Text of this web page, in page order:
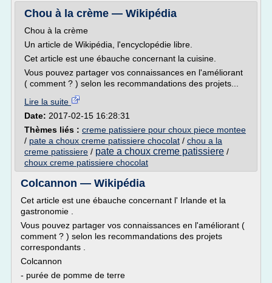
Chou à la crème — Wikipédia
Chou à la crème
Un article de Wikipédia, l'encyclopédie libre.
Cet article est une ébauche concernant la cuisine.
Vous pouvez partager vos connaissances en l'améliorant
( comment ? ) selon les recommandations des projets...
Lire la suite
Date: 2017-02-15 16:28:31
Thèmes liés : creme patissiere pour choux piece montee
/ pate a choux creme patissiere chocolat / chou a la
creme patissiere / pate a choux creme patissiere /
choux creme patissiere chocolat
Colcannon — Wikipédia
Cet article est une ébauche concernant l' Irlande et la
gastronomie .
Vous pouvez partager vos connaissances en l'améliorant (
comment ? ) selon les recommandations des projets
correspondants .
Colcannon
- purée de pomme de terre